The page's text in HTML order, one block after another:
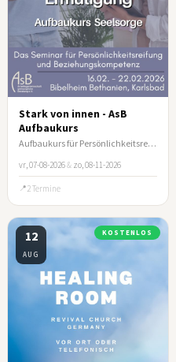
Stark von innen - AsB
Aufbaukurs
Aufbaukurs für Persönlichkeitsreifung und Beziehungskompetenz
vr, 07-08-2026& zo, 08-11-2026
2 Termine
12
AUG
KOSTENLOS